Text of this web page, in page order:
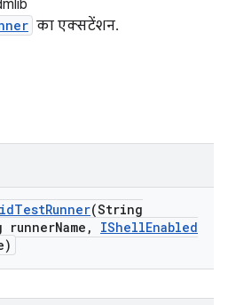
का एक्सटेंशन.
TestRunner(String
runnerName , IShellEnabled